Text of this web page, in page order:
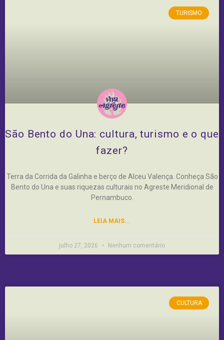
TURISMO
São Bento do Una: cultura, turismo e o que
fazer?
Terra da Corrida da Galinha e berço de Alceu Valença. Conheça São
Bento do Una e suas riquezas culturais no Agreste Meridional de
Pernambuco.
LEIA MAIS...
julho 27, 2026 Nenhum comentário
CULTURA